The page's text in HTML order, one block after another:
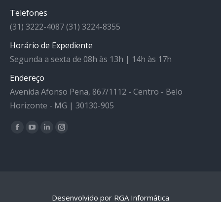
Telefones
(31) 3222-4087 (31) 3224-8355
Horário de Expediente
Segunda a sexta de 08h às 13h | 14h às 17h
Endereço
Avenida Afonso Pena, 867/1112 - Centro - Belo
Horizonte - MG | 30130-905
Facebook
YouTube
LinkedinInstagram
Desenvolvido por RGA Informática